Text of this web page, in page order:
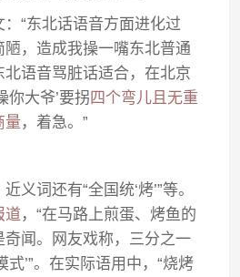
“东北话语音方面进化过
，造成我操一嘴东北普通
语音骂脏话适合，在北京
你大爷’要拐四个弯儿且无重
量 ，着急。”
义词还有“全国统‘烤’”等。
道 ，“在马路上煎蛋、烤鱼的
闻。网友戏称，三分之一
式’”。在实际语用中，“烧烤